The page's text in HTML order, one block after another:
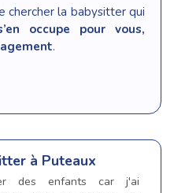
chercher la babysitter qui
occupe pour vous,
.
à Puteaux
des enfants car j'ai